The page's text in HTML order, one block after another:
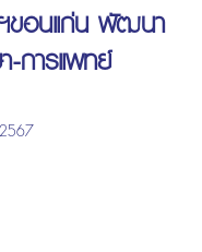
ขอนแก่น พัฒนา
-การแพทย์